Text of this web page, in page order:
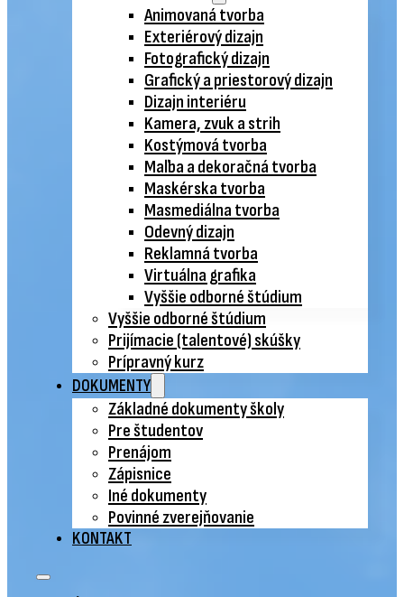
Animovaná tvorba
Exteriérový dizajn
Fotografický dizajn
Grafický a priestorový dizajn
Dizajn interiéru
Kamera, zvuk a strih
Kostýmová tvorba
Maľba a dekoračná tvorba
Maskérska tvorba
Masmediálna tvorba
Odevný dizajn
Reklamná tvorba
Virtuálna grafika
Vyššie odborné štúdium
Vyššie odborné štúdium
Prijímacie (talentové) skúšky
Prípravný kurz
DOKUMENTY
Základné dokumenty školy
Pre študentov
Prenájom
Zápisnice
Iné dokumenty
Povinné zverejňovanie
KONTAKT